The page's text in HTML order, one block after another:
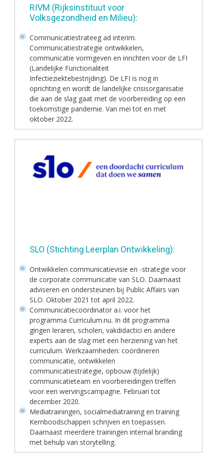
RIVM (Rijksinstituut voor
Volksgezondheid en Milieu):
Communicatiestrateeg ad interim.
Communicatiestrategie ontwikkelen,
communicatie vormgeven en inrichten voor de LFI
(Landelijke Functionaliteit
Infectieziektebestrijding). De LFI is nog in
oprichting en wordt de landelijke crisisorganisatie
die aan de slag gaat met de voorbereiding op een
toekomstige pandemie. Van mei tot en met
oktober 2022.
SLO (Stichting Leerplan Ontwikkeling):
Ontwikkelen communicatievisie en -strategie voor
de corporate communicatie van SLO. Daarnaast
adviseren en ondersteunen bij Public Affairs van
SLO. Oktober 2021 tot april 2022.
Communicatiecoördinator a.i. voor het
programma Curriculum.nu. In dit programma
gingen leraren, scholen, vakdidactici en andere
experts aan de slag met een herziening van het
curriculum. Werkzaamheden: coördineren
communicatie, ontwikkelen
communicatiestrategie, opbouw (tijdelijk)
communicatieteam en voorbereidingen treffen
voor een wervingscampagne. Februari tot
december 2020.
Mediatrainingen, socialmediatraining en training
Kernboodschappen schrijven en toepassen.
Daarnaast meerdere trainingen internal branding
met behulp van storytelling.